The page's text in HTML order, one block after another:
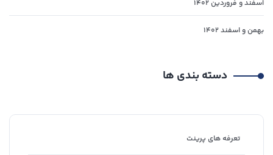
اسفند و فروردین ۱۴۰۲
بهمن و اسفند ۱۴۰۲
دسته‌ بندی ها
تعرفه های پرینت